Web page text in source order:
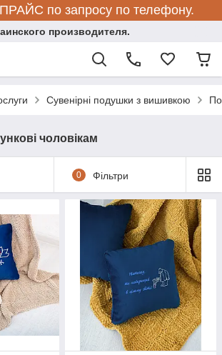
по запросу по телефону.
производителя.
Сувенірні подушки з вишивкою
чоловікам
0 Фільтри